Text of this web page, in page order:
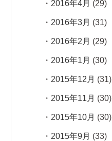
2016年4月 (29)
2016年3月 (31)
2016年2月 (29)
2016年1月 (30)
2015年12月 (31)
2015年11月 (30)
2015年10月 (30)
2015年9月 (33)